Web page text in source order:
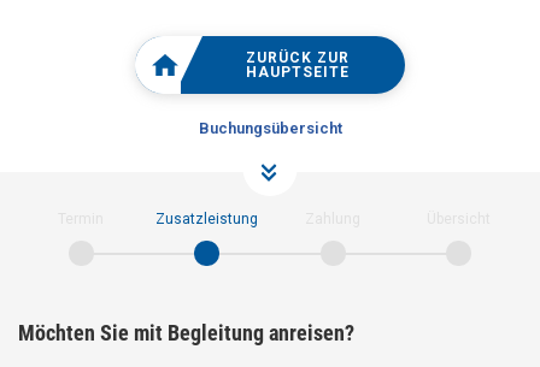
Buchungsübersicht
ZURÜCK ZUR
HAUPTSEITE
Zusatzleistung
Möchten Sie mit Begleitung anreisen?